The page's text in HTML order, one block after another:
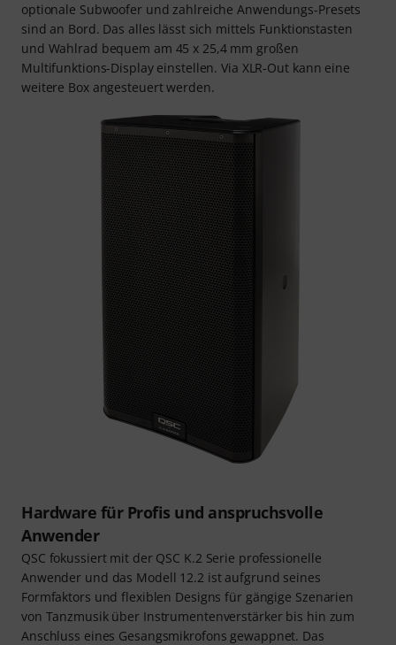
optionale Subwoofer und zahlreiche Anwendungs-Presets
sind an Bord. Das alles lässt sich mittels Funktionstasten
und Wahlrad bequem am 45 x 25,4 mm großen
Multifunktions-Display einstellen. Via XLR-Out kann eine
weitere Box angesteuert werden.
Hardware für Profis und anspruchsvolle
Anwender
QSC fokussiert mit der QSC K.2 Serie professionelle
Anwender und das Modell 12.2 ist aufgrund seines
Formfaktors und flexiblen Designs für gängige Szenarien
von Tanzmusik über Instrumentenverstärker bis hin zum
Anschluss eines Gesangsmikrofons gewappnet. Das